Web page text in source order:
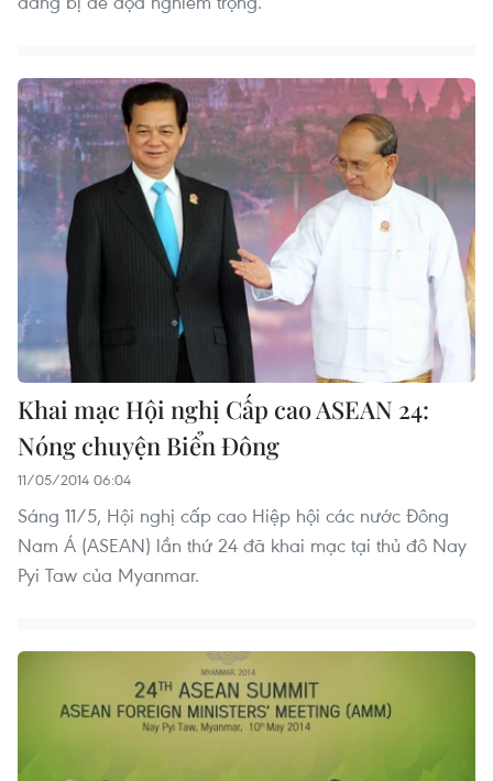
Khai mạc Hội nghị Cấp cao ASEAN 24:
Nóng chuyện Biển Đông
11/05/2014 06:04
Sáng 11/5, Hội nghị cấp cao Hiệp hội các nước Đông
Nam Á (ASEAN) lần thứ 24 đã khai mạc tại thủ đô Nay
Pyi Taw của Myanmar.